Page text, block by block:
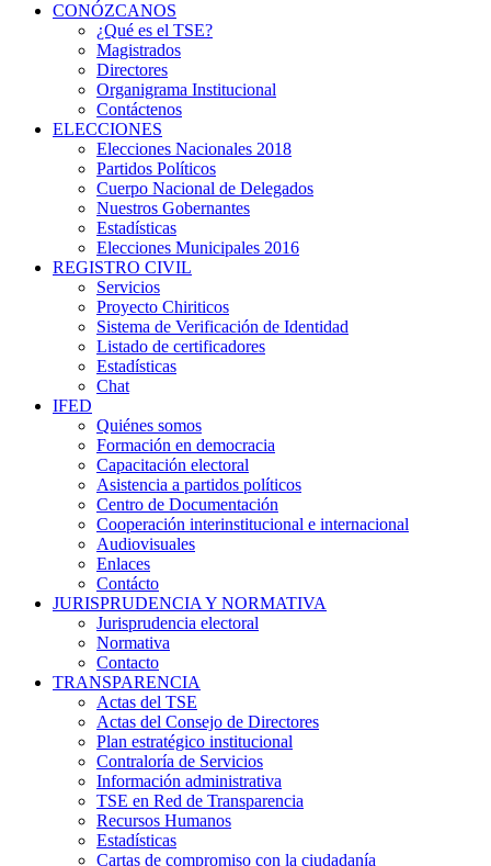
CONÓZCANOS
¿Qué es el TSE?
Magistrados
Directores
Organigrama Institucional
Contáctenos
ELECCIONES
Elecciones Nacionales 2018
Partidos Políticos
Cuerpo Nacional de Delegados
Nuestros Gobernantes
Estadísticas
Elecciones Municipales 2016
REGISTRO CIVIL
Servicios
Proyecto Chiriticos
Sistema de Verificación de Identidad
Listado de certificadores
Estadísticas
Chat
IFED
Quiénes somos
Formación en democracia
Capacitación electoral
Asistencia a partidos políticos
Centro de Documentación
Cooperación interinstitucional e internacional
Audiovisuales
Enlaces
Contácto
JURISPRUDENCIA Y NORMATIVA
Jurisprudencia electoral
Normativa
Contacto
TRANSPARENCIA
Actas del TSE
Actas del Consejo de Directores
Plan estratégico institucional
Contraloría de Servicios
Información administrativa
TSE en Red de Transparencia
Recursos Humanos
Estadísticas
Cartas de compromiso con la ciudadanía